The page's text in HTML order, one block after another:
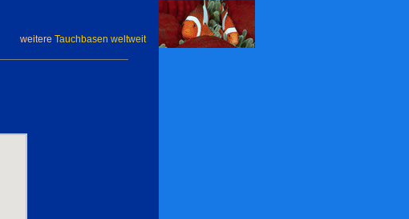
weitere Tauchbasen weltweit